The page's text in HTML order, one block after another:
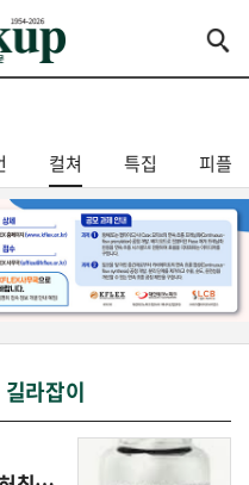
컬쳐 특집 피플
라잡이